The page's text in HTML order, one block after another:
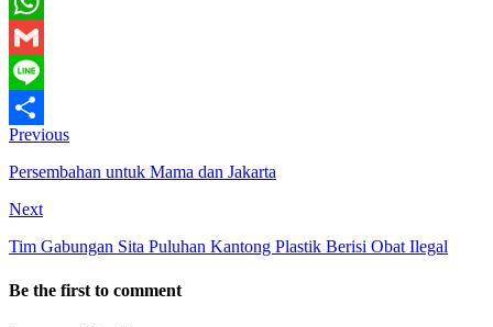
WhatsApp
Gmail
Line
Share
Previous
Persembahan untuk Mama dan Jakarta
Next
Tim Gabungan Sita Puluhan Kantong Plastik Berisi Obat Ilegal
Be the first to comment